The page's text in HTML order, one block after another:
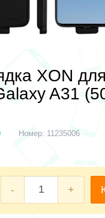
XON для
A31
Номер: 11235006
- +